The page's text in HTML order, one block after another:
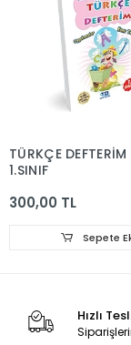
TÜRKÇE DEFTERİM
1.SINIF
300,00 TL
Sepete
Hızlı